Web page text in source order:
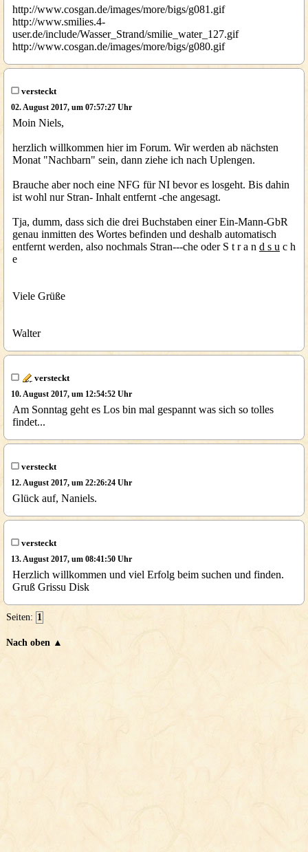
http://www.cosgan.de/images/more/bigs/g081.gif
http://www.smilies.4-
user.de/include/Wasser_Strand/smilie_water_127.gif
http://www.cosgan.de/images/more/bigs/g080.gif
versteckt
02. August 2017, um 07:57:27 Uhr
Moin Niels,
herzlich willkommen hier im Forum. Wir werden ab nächsten
Monat "Nachbarn" sein, dann ziehe ich nach Uplengen.
Brauche aber noch eine NFG für NI bevor es losgeht. Bis dahin
ist wohl nur Stran- Inhalt entfernt -che angesagt.
Tja, dumm, dass sich die drei Buchstaben einer Ein-Mann-GbR
genau inmitten des Wortes befinden und deshalb automatisch
entfernt werden, also nochmals Stran---che oder S t r a n d s u c h
e
Viele Grüße
Walter
versteckt
10. August 2017, um 12:54:52 Uhr
Am Sonntag geht es Los bin mal gespannt was sich so tolles
findet...
versteckt
12. August 2017, um 22:26:24 Uhr
Glück auf, Naniels.
versteckt
13. August 2017, um 08:41:50 Uhr
Herzlich willkommen und viel Erfolg beim suchen und finden.
Gruß Grissu Disk
Seiten: 1
Nach oben ▲